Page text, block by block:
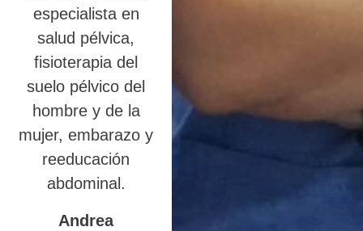
especialista en
salud pélvica,
fisioterapia del
suelo pélvico del
hombre y de la
mujer, embarazo y
reeducación
abdominal.
Andrea